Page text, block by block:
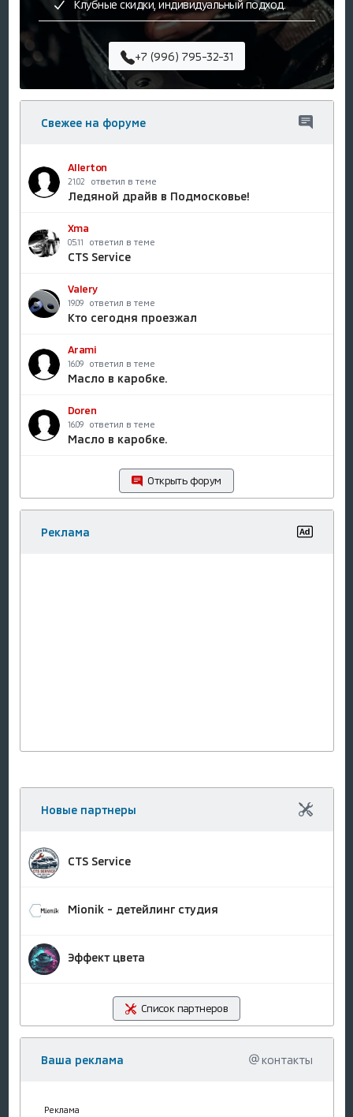
Новые партнеры
CTS Service
Mionik - детейлинг студия
Эффект цвета
Список партнеров
Ваша реклама контакты
Реклама
Клубные скидки, индивидуальный подход.
+7 (996) 795-32-31
Свежее на форуме
Allerton
21.02 ответил в теме
Ледяной драйв в Подмосковье!
Xma
05.11 ответил в теме
CTS Service
Valery
19.09 ответил в теме
Кто сегодня проезжал
Arami
16.09 ответил в теме
Масло в каробке.
Doren
16.09 ответил в теме
Масло в каробке.
Открыть форум
Реклама